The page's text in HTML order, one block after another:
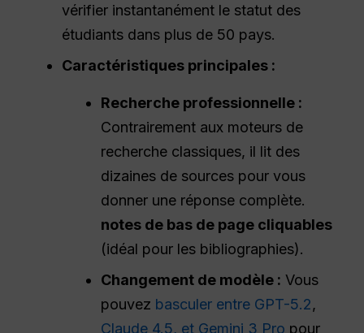
vérifier instantanément le statut des
étudiants dans plus de 50 pays.
Caractéristiques principales :
Recherche professionnelle :
Contrairement aux moteurs de
recherche classiques, il lit des
dizaines de sources pour vous
donner une réponse complète.
notes de bas de page cliquables
(idéal pour les bibliographies).
Changement de modèle : Vous
pouvez basculer entre GPT-5.2,
Claude 4.5, et Gemini 3 Pro pour